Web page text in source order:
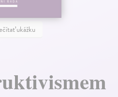
ukážku